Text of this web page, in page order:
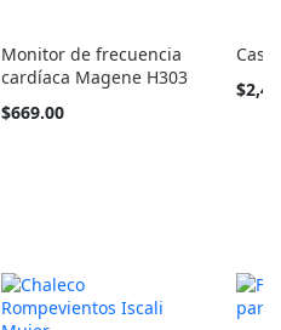
Monitor de frecuencia
cardíaca Magene H303
$669.00
Tan